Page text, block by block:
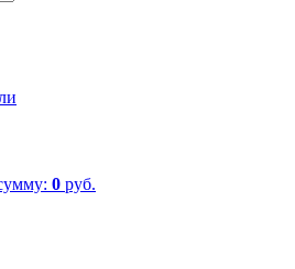
0 руб.